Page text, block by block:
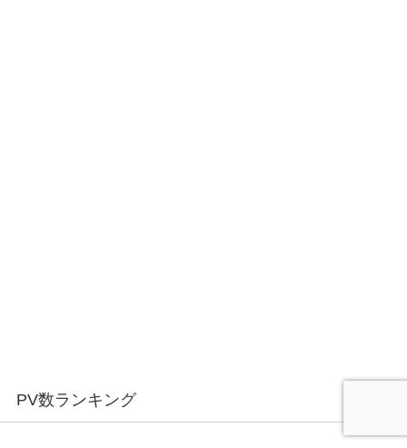
PV数ランキング